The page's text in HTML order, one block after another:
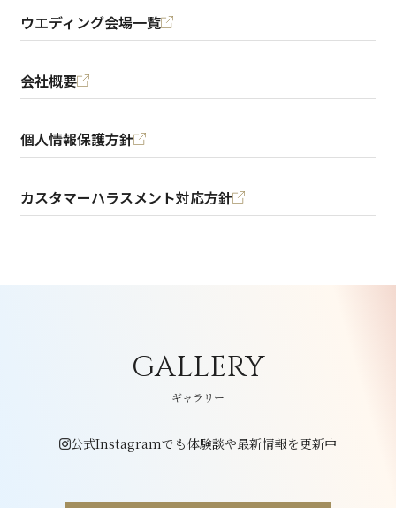
ウエディング会場一覧
会社概要
個人情報保護方針
カスタマーハラスメント対応方針
GALLERY
ギャラリー
公式Instagramでも体験談や最新情報を更新中